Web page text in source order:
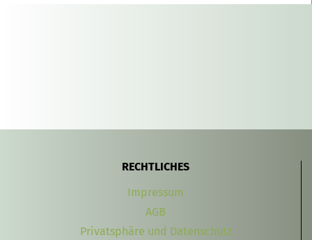
RECHTLICHES
Impressum
AGB
Privatsphäre und Datenschutz